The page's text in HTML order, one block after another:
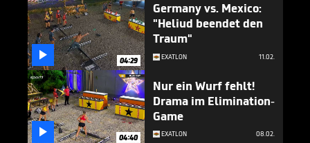
 04:29
Germany vs. Mexico:
"Heliud beendet den
Traum"
EXATLON 11.02.
 04:40
Nur ein Wurf fehlt!
Drama im Elimination-
Game
EXATLON 08.02.